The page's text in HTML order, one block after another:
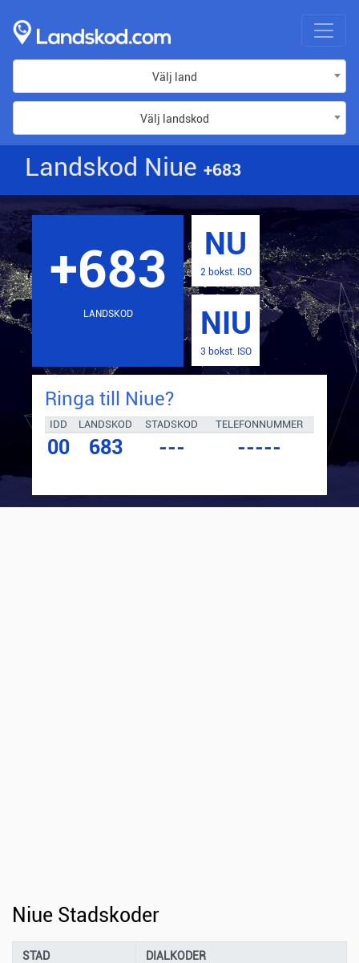
Välj land
Välj landskod
Landskod Niue +683
+683
LANDSKOD
NU
2 bokst. ISO
NIU
3 bokst. ISO
Ringa till Niue?
IDD LANDSKOD STADSKOD TELEFONNUMMER
00 683 --- -----
Niue Stadskoder
STAD DIALKODER